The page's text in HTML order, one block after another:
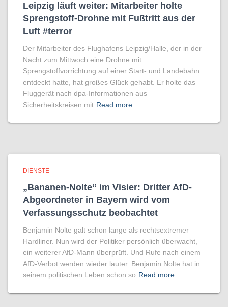
Leipzig läuft weiter: Mitarbeiter holte
Sprengstoff-Drohne mit Fußtritt aus der
Luft #terror
Der Mitarbeiter des Flughafens Leipzig/Halle, der in der
Nacht zum Mittwoch eine Drohne mit
Sprengstoffvorrichtung auf einer Start- und Landebahn
entdeckt hatte, hat großes Glück gehabt. Er holte das
Fluggerät nach dpa-Informationen aus
Sicherheitskreisen mit Read more
DIENSTE
„Bananen-Nolte“ im Visier: Dritter AfD-
Abgeordneter in Bayern wird vom
Verfassungsschutz beobachtet
Benjamin Nolte galt schon lange als rechtsextremer
Hardliner. Nun wird der Politiker persönlich überwacht,
ein weiterer AfD-Mann überprüft. Und Rufe nach einem
AfD-Verbot werden wieder lauter. Benjamin Nolte hat in
seinem politischen Leben schon so Read more